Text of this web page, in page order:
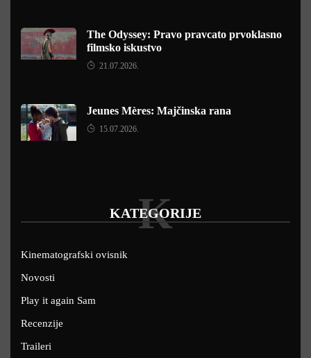
The Odyssey: Pravo pravcato prvoklasno
filmsko iskustvo
21.07.2026.
Jeunes Mères: Majčinska rana
15.07.2026.
KATEGORIJE
K
Kinematografski ovisnik
Novosti
Play it again Sam
Recenzije
Traileri